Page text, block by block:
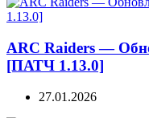
ARC Raiders —
[ПАТЧ 1.13.0]
27.01.2026